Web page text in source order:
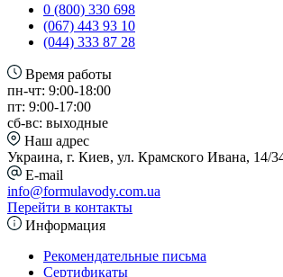
0 (800) 330 698
(067) 443 93 10
(044) 333 87 28
Время работы
пн-чт: 9:00-18:00
пт: 9:00-17:00
сб-вс: выходные
Наш адрес
Украина, г. Киев, ул. Крамского Ивана, 14/
E-mail
info@formulavody.com.ua
Перейти в контакты
Информация
Рекомендательные письма
Сертификаты